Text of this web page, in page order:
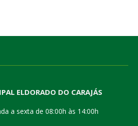
ELDORADO DO CARAJÁS
a sexta de 08:00h às 14:00h